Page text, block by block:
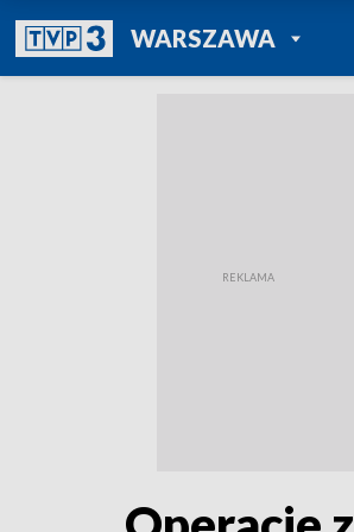
WARSZAWAPOWRÓT DO
TVP REGIONY